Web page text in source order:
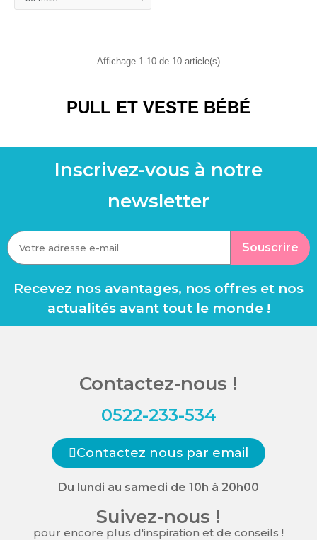
Affichage 1-10 de 10 article(s)
PULL ET VESTE BÉBÉ
Inscrivez-vous à notre
newsletter
Souscrire
Recevez nos avantages, nos offres et nos
actualités avant tout le monde !
Contactez-nous !
0522-233-534
Contactez nous par email
Du lundi au samedi de 10h à 20h00
Suivez-nous !
pour encore plus d'inspiration et de conseils !